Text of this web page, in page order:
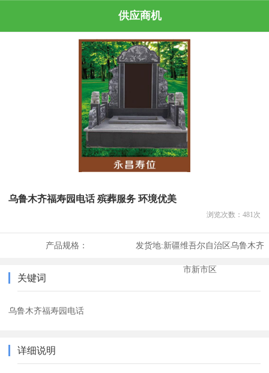
供应商机
乌鲁木齐福寿园电话 殡葬服务 环境优美
浏览次数： 481 次
产品规格： 发货地:新疆维吾尔自治区乌鲁木齐
市新市区
关键词
乌鲁木齐福寿园电话
详细说明